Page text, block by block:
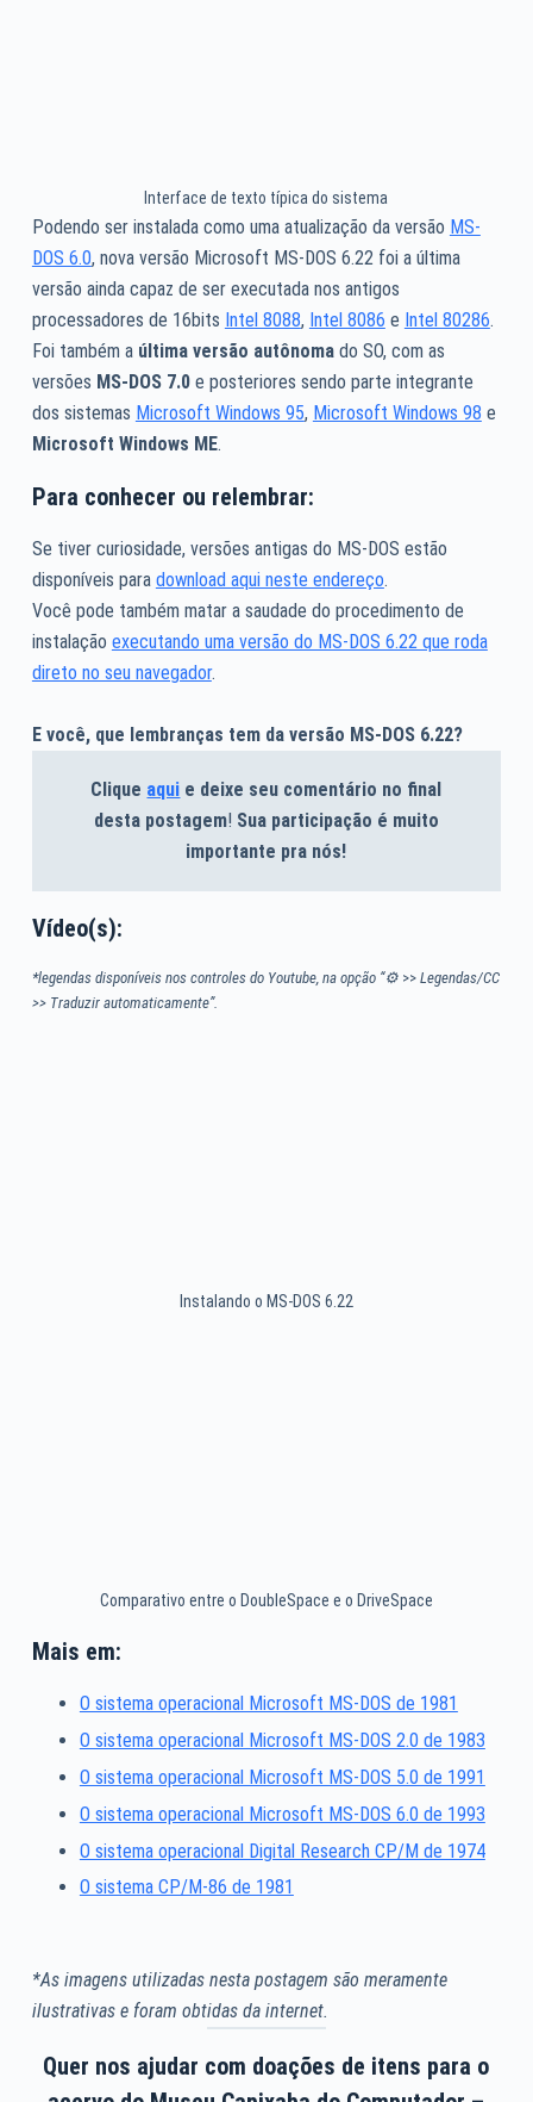
Interface de texto típica do sistema
Podendo ser instalada como uma atualização da versão MS-
DOS 6.0, nova versão Microsoft MS-DOS 6.22 foi a última
versão ainda capaz de ser executada nos antigos
processadores de 16bits Intel 8088, Intel 8086 e Intel 80286.
Foi também a última versão autônomado SO, com as
versões MS-DOS 7.0e posteriores sendo parte integrante
dos sistemas Microsoft Windows 95, Microsoft Windows 98 e
Microsoft Windows ME.
Para conhecer ou relembrar:
Se tiver curiosidade, versões antigas do MS-DOS estão
disponíveis para download aqui neste endereço.
Você pode também matar a saudade do procedimento de
instalação executando uma versão do MS-DOS 6.22 que roda
direto no seu navegador.
E você, que lembranças tem da versão MS-DOS 6.22?
Clique aqui e deixe seu comentário no final
desta postagem! Sua participação é muito
importante pra nós!
Vídeo(s):
*legendas disponíveis nos controles do Youtube, na opção “⚙>> Legendas/CC
>> Traduzir automaticamente”.
Instalando o MS-DOS 6.22
Comparativo entre o DoubleSpace e o DriveSpace
Mais em:
O sistema operacional Microsoft MS-DOS de 1981
O sistema operacional Microsoft MS-DOS 2.0 de 1983
O sistema operacional Microsoft MS-DOS 5.0 de 1991
O sistema operacional Microsoft MS-DOS 6.0 de 1993
O sistema operacional Digital Research CP/M de 1974
O sistema CP/M-86 de 1981
*As imagens utilizadas nesta postagem são meramente
ilustrativas e foram obtidas da internet.
Quer nos ajudar com doações de itens para o